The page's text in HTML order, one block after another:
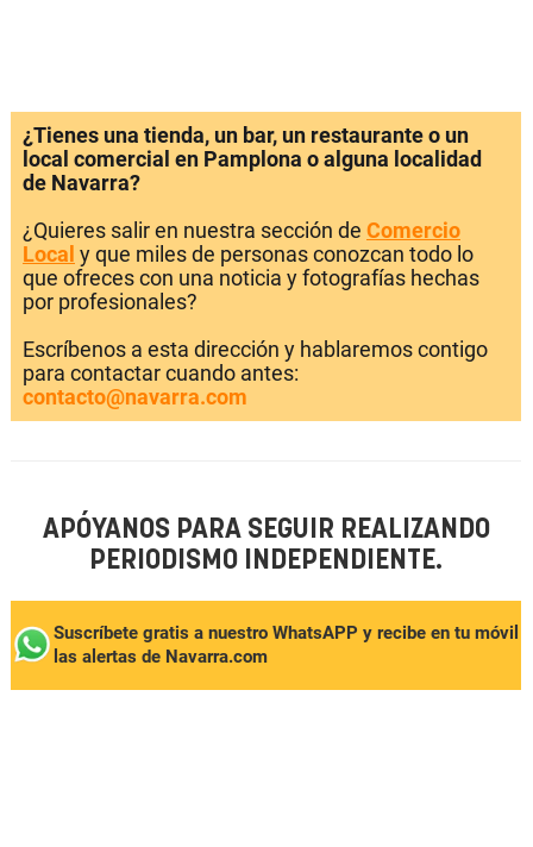
¿Tienes una tienda, un bar, un restaurante o un
local comercial en Pamplona o alguna localidad
de Navarra?
¿Quieres salir en nuestra sección de Comercio
Local y que miles de personas conozcan todo lo
que ofreces con una noticia y fotografías hechas
por profesionales?
Escríbenos a esta dirección y hablaremos contigo
para contactar cuando antes:
contacto@navarra.com
APÓYANOS PARA SEGUIR REALIZANDO
PERIODISMO INDEPENDIENTE.
Suscríbete gratis a nuestro WhatsAPP y recibe en tu móvil
las alertas de Navarra.com